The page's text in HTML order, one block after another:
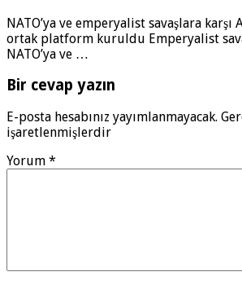
NATO’ya ve emperyalist savaşlara karşı
ortak platform kuruldu Emperyalist
NATO’ya ve …
Bir cevap yazın
E-posta hesabınız yayımlanmayacak.
işaretlenmişlerdir
Yorum *